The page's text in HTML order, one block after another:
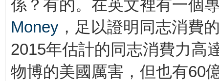
係？有的。在英文裡有一個
Money ，足以證明同志消費
2015年估計的同志消費力高
物博的美國厲害，但也有60